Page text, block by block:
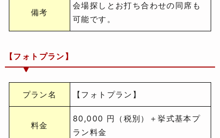
備考
会場探しとお打ち合わせの同席も
可能です。
【フォトプラン】
プラン名 【フォトプラン】
料金
80,000 円（税別）＋挙式基本プ
ラン料金